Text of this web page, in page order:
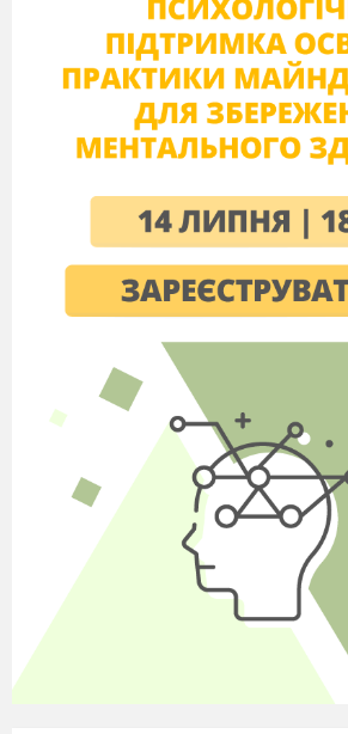
людини в ньому.
Сукупність
спільними
взаємними
діяльності.(Соціум)
Повідомлення теми та
Вправа «Асоціативний
Ексклюзив
Діти записують на
«Ексклюзив».
Висловіть припущення,
це поняття має до
Сьогодні ми
ексклюзія в контексті
освіти. Також з’ясуємо
«інклюзія»,
Порівняємо поняття
Вивчення нового